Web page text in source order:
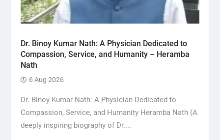
Dr. Binoy Kumar Nath: A Physician Dedicated to
Compassion, Service, and Humanity – Heramba
Nath
6 Aug 2026
Dr. Binoy Kumar Nath: A Physician Dedicated to
Compassion, Service, and Humanity Heramba Nath (A
deeply inspiring biography of Dr....